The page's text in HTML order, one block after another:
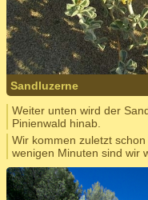
Sandluzerne
Weiter unten wird der
Pinienwald hinab.
Wir kommen zuletzt
wenigen Minuten sind wir